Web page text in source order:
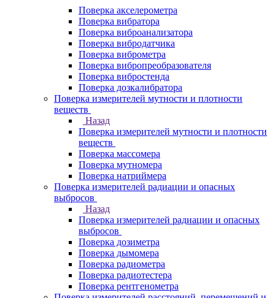
Поверка акселерометра
Поверка вибратора
Поверка виброанализатора
Поверка вибродатчика
Поверка виброметра
Поверка вибропреобразователя
Поверка вибростенда
Поверка дозкалибратора
Поверка измерителей мутности и плотности
веществ
Назад
Поверка измерителей мутности и плотности
веществ
Поверка массомера
Поверка мутномера
Поверка натриймера
Поверка измерителей радиации и опасных
выбросов
Назад
Поверка измерителей радиации и опасных
выбросов
Поверка дозиметра
Поверка дымомера
Поверка радиометра
Поверка радиотестера
Поверка рентгенометра